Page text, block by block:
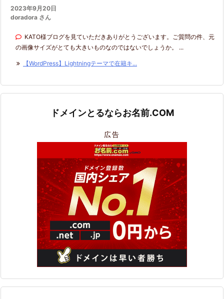
2023年9月20日
doradora さん
KATO様ブログを見ていただきありがとうございます。ご質問の件、元
の画像サイズがとても大きいものなのではないでしょうか。 ...
【WordPress】Lightningテーマで在籍キ...
ドメインとるならお名前.COM
広告